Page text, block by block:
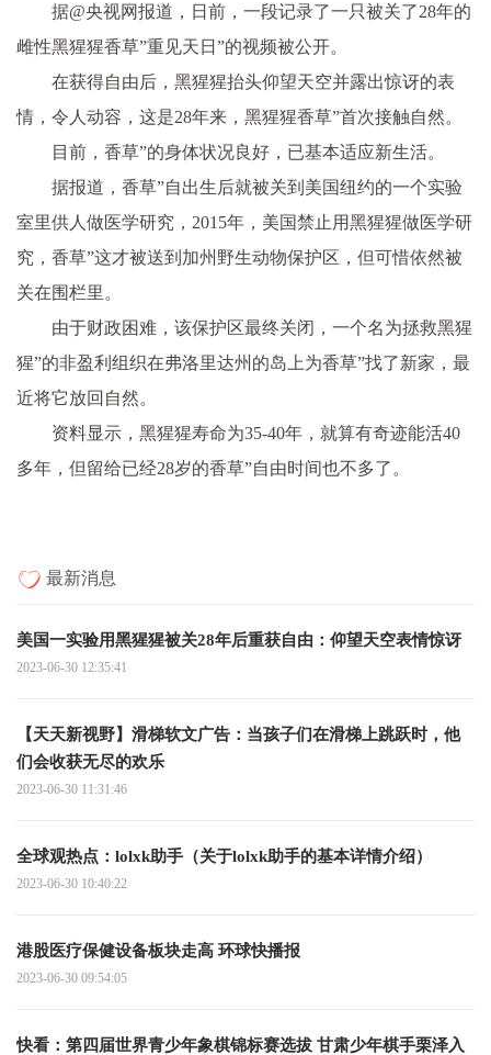
据@央视网报道，日前，一段记录了一只被关了28年的
雌性黑猩猩香草”重见天日”的视频被公开。
在获得自由后， 黑猩猩抬头仰望天空并露出惊讶的表
情，令人动容，这是28年来，黑猩猩香草”首次接触自然。
目前，香草”的身体状况良好，已基本适应新生活。
据报道，香草”自出生后就被关到美国纽约的一个实验
室里供人做医学研究， 2015年，美国禁止用黑猩猩做医学研
究，香草”这才被送到加州野生动物保护区， 但可惜依然被
关在围栏里。
由于财政困难，该保护区最终关闭， 一个名为拯救黑猩
猩”的非盈利组织在弗洛里达州的岛上为香草”找了新家，最
近将它放回自然。
资料显示，黑猩猩寿命为35-40年，就算有奇迹能活40
多年，但留给已经28岁的香草”自由时间也不多了。
最新消息
美国一实验用黑猩猩被关28年后重获自由：仰望天空表情惊讶
2023-06-30 12:35:41
【天天新视野】滑梯软文广告：当孩子们在滑梯上跳跃时，他
们会收获无尽的欢乐
2023-06-30 11:31:46
全球观热点：lolxk助手（关于lolxk助手的基本详情介绍）
2023-06-30 10:40:22
港股医疗保健设备板块走高 环球快播报
2023-06-30 09:54:05
快看：第四届世界青少年象棋锦标赛选拔 甘肃少年棋手栗泽入